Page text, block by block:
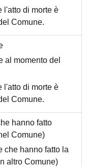
l'atto di morte è
Comune.
al momento del
l'atto di morte è
Comune.
hanno fatto
Comune)
che hanno fatto la
altro Comune)